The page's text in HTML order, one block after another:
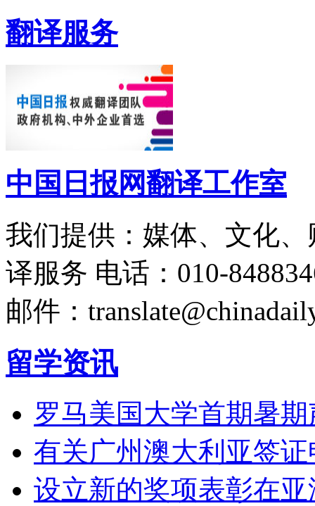
翻译服务
中国日报网翻译工作室
我们提供：媒体、文化
译服务 电话：010-
邮件：
留学资讯
罗马美国大学首期暑
有关广州澳大利亚签
设立新的奖项表彰在